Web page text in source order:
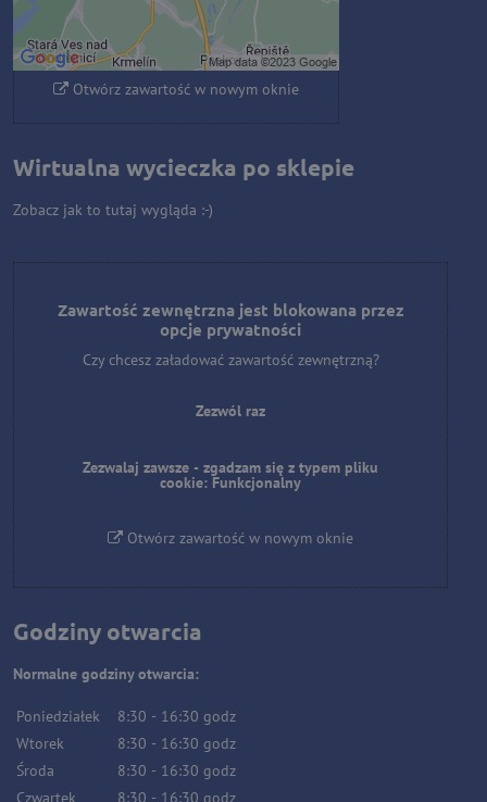
Zezwalaj zawsze - zgadzam się z
typem pliku cookie: Funkcjonalny
Otwórz zawartość w nowym oknie
Wirtualna wycieczka po sklepie
Zobacz jak to tutaj wygląda :-)
Zawartość zewnętrzna jest blokowana przez
opcje prywatności
Czy chcesz załadować zawartość zewnętrzną?
Zezwól raz
Zezwalaj zawsze - zgadzam się z typem pliku
cookie: Funkcjonalny
Otwórz zawartość w nowym oknie
Godziny otwarcia
Normalne godziny otwarcia:
Poniedziałek 8:30 - 16:30 godz
Wtorek
8:30 - 16:30 godz
Środa
8:30 - 16:30 godz
Czwartek
8:30 - 16:30 godz